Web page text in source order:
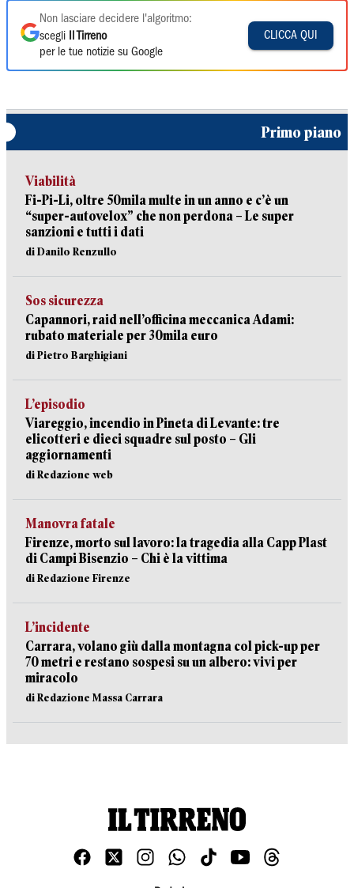
Non lasciare decidere l'algoritmo:
scegli
Il Tirreno
per le tue notizie su Google
CLICCA QUI
Primo piano
Viabilità
Fi-Pi-Li, oltre 50mila multe in un anno e c’è un
“super-autovelox” che non perdona – Le super
sanzioni e tutti i dati
di Danilo Renzullo
Sos sicurezza
Capannori, raid nell’officina meccanica Adami:
rubato materiale per 30mila euro
di Pietro Barghigiani
L’episodio
Viareggio, incendio in Pineta di Levante: tre
elicotteri e dieci squadre sul posto – Gli
aggiornamenti
di Redazione web
Manovra fatale
Firenze, morto sul lavoro: la tragedia alla Capp Plast
di Campi Bisenzio – Chi è la vittima
di Redazione Firenze
L’incidente
Carrara, volano giù dalla montagna col pick-up per
70 metri e restano sospesi su un albero: vivi per
miracolo
di Redazione Massa Carrara